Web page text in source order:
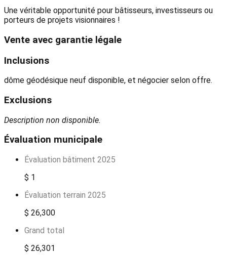
Une véritable opportunité pour bâtisseurs, investisseurs ou
porteurs de projets visionnaires !
Vente avec garantie légale
Inclusions
dôme géodésique neuf disponible, et négocier selon offre.
Exclusions
Description non disponible.
Évaluation municipale
Évaluation bâtiment 2025
$ 1
Évaluation terrain 2025
$ 26,300
Grand total
$ 26,301